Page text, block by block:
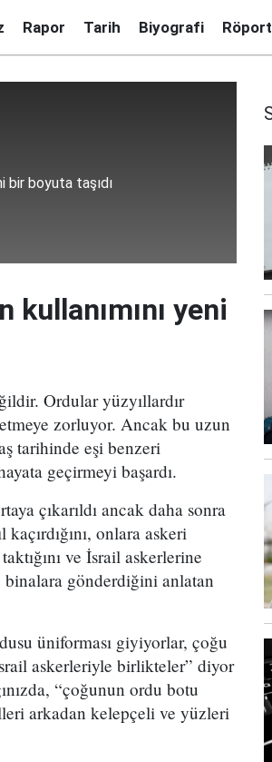
Rapor Tarih Biyografi
bir boyuta taşıdı
kullanımını yeni
Ordular yüzyıllardır
zorluyor. Ancak bu uzun
tarihinde eşi benzeri
geçirmeyi başardı.
çıkarıldı ancak daha sonra
onlara askeri
ve İsrail askerlerine
binalara gönderdiğini anlatan
üniforması giyiyorlar, çoğu
askerleriyle birlikteler” diyor
“çoğunun ordu botu
arkadan kelepçeli ve yüzleri